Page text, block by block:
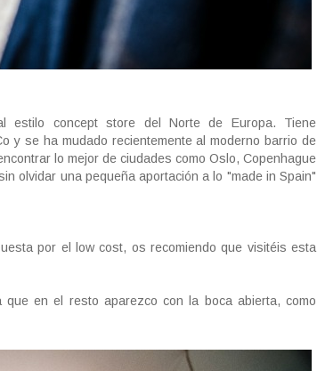
estilo concept store del Norte de Europa. Tiene
y se ha mudado recientemente al moderno barrio de
lo mejor de ciudades como Oslo, Copenhague
olvidar una pequeña aportación a lo "made in Spain"
por el low cost, os recomiendo que visitéis esta
en el resto aparezco con la boca abierta, como